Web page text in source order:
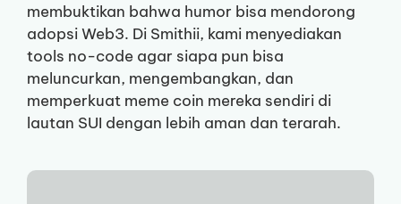
membuktikan bahwa humor bisa mendorong
adopsi Web3. Di Smithii, kami menyediakan
tools no-code agar siapa pun bisa
meluncurkan, mengembangkan, dan
memperkuat meme coin mereka sendiri di
lautan SUI dengan lebih aman dan terarah.